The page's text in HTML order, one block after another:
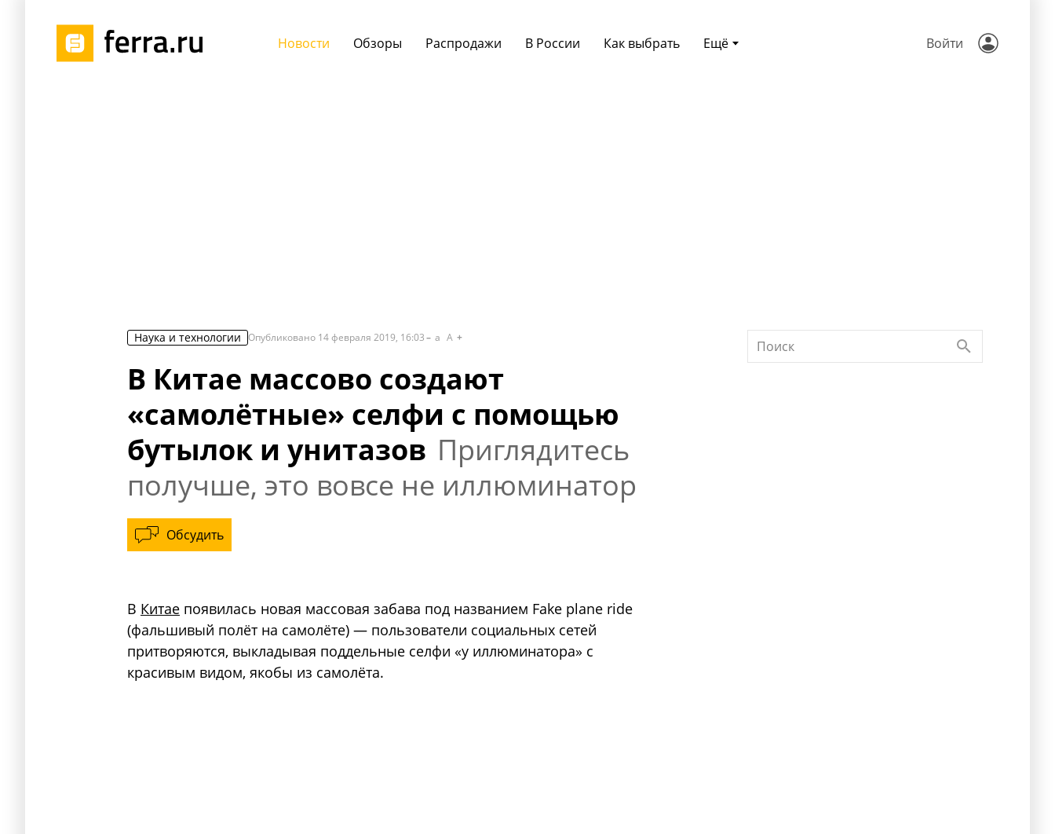
Ещё
Новости Обзоры Распродажи В России Как выбрать Войти
Наука и технологии Опубликовано 14 февраля 2019, 16:03 a A
В Китае массово создают
«самолётные» селфи с помощью
бутылок и унитазов Приглядитесь
получше, это вовсе не иллюминатор
Обсудить
В Китае появилась новая массовая забава под названием Fake plane ride
(фальшивый полёт на самолёте) — пользователи социальных сетей
притворяются, выкладывая поддельные селфи «у иллюминатора» с
красивым видом, якобы из самолёта.